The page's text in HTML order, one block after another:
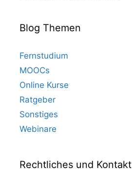
Blog Themen
Fernstudium
MOOCs
Online Kurse
Ratgeber
Sonstiges
Webinare
Rechtliches und Kontakt